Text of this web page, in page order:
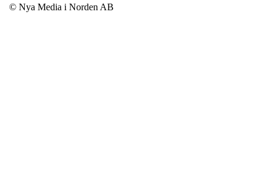
© Nya Media i Norden AB